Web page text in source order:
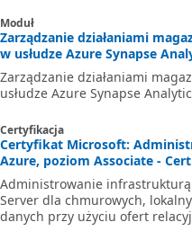
Moduł
Zarządzanie działaniami
w usłudze Azure Synapse
Zarządzanie działaniami
usłudze Azure Synapse
Certyfikacja
Certyfikat Microsoft:
Azure, poziom Associate -
Administrowanie
Server dla chmurowych,
danych przy użyciu ofert